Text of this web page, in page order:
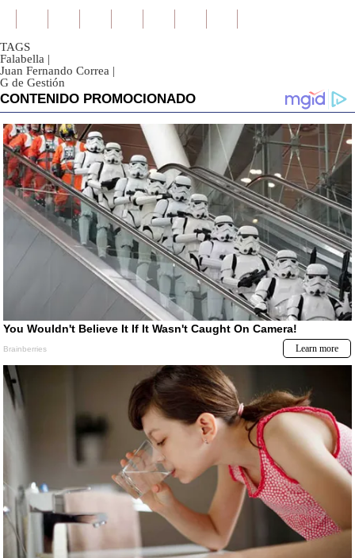
TAGS
Falabella |
Juan Fernando Correa |
G de Gestión